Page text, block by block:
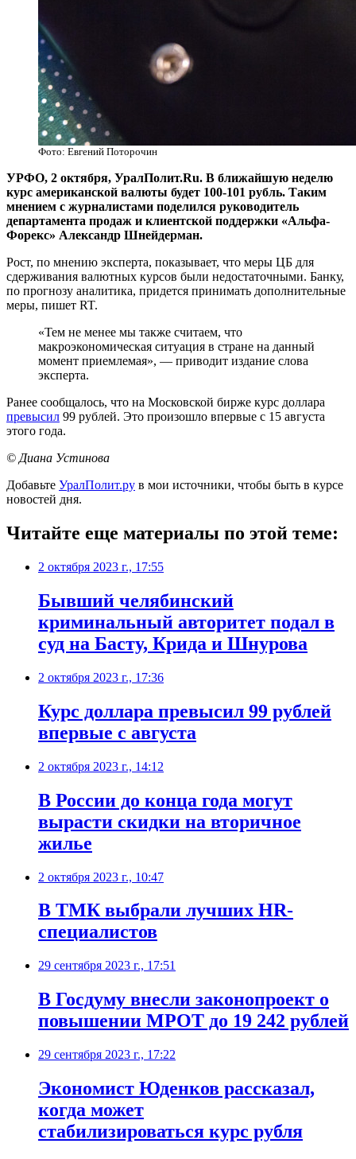
Фото: Евгений Поторочин
УРФО, 2 октября, УралПолит.Ru. В ближайшую неделю
курс американской валюты будет 100-101 рубль. Таким
мнением с журналистами поделился руководитель
департамента продаж и клиентской поддержки «Альфа-
Форекс» Александр Шнейдерман.
Рост, по мнению эксперта, показывает, что меры ЦБ для
сдерживания валютных курсов были недостаточными. Банку,
по прогнозу аналитика, придется принимать дополнительные
меры, пишет RT.
«Тем не менее мы также считаем, что
макроэкономическая ситуация в стране на данный
момент приемлемая», — приводит издание слова
эксперта.
Ранее сообщалось, что на Московской бирже курс доллара
превысил 99 рублей. Это произошло впервые с 15 августа
этого года.
© Диана Устинова
Добавьте УралПолит.ру в мои источники, чтобы быть в курсе
новостей дня.
Читайте еще материалы по этой теме:
2 октября 2023 г., 17:55
Бывший челябинский
криминальный авторитет подал в
суд на Басту, Крида и Шнурова
2 октября 2023 г., 17:36
Курс доллара превысил 99 рублей
впервые с августа
2 октября 2023 г., 14:12
В России до конца года могут
вырасти скидки на вторичное
жилье
2 октября 2023 г., 10:47
В ТМК выбрали лучших HR-
специалистов
29 сентября 2023 г., 17:51
В Госдуму внесли законопроект о
повышении МРОТ до 19 242 рублей
29 сентября 2023 г., 17:22
Экономист Юденков рассказал,
когда может
стабилизироваться курс рубля